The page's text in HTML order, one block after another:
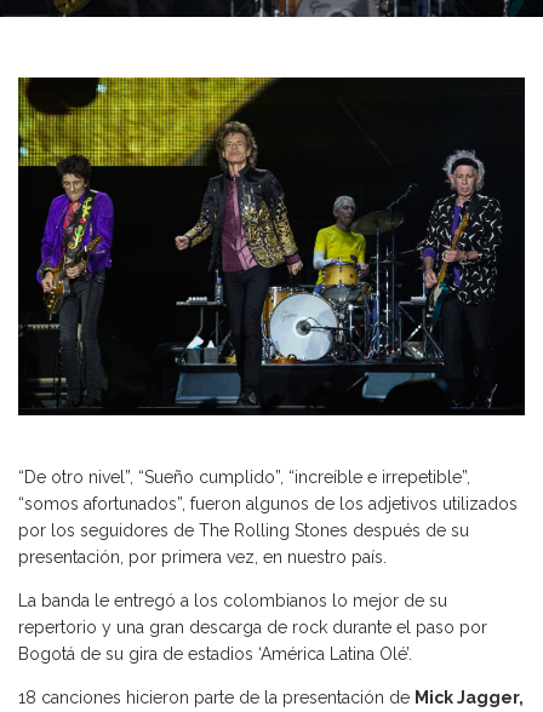
“De otro nivel”, “Sueño cumplido”, “increíble e irrepetible”,
“somos afortunados”, fueron algunos de los adjetivos utilizados
por los seguidores de The Rolling Stones después de su
presentación, por primera vez, en nuestro país.
La banda le entregó a los colombianos lo mejor de su
repertorio y una gran descarga de rock durante el paso por
Bogotá de su gira de estadios ‘América Latina Olé’.
18 canciones hicieron parte de la presentación de Mick Jagger,